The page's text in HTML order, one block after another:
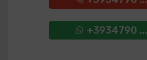
+3934790 ...